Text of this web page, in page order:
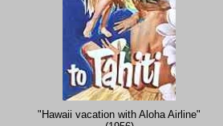
"Hawaii vacation with Aloha Airline"